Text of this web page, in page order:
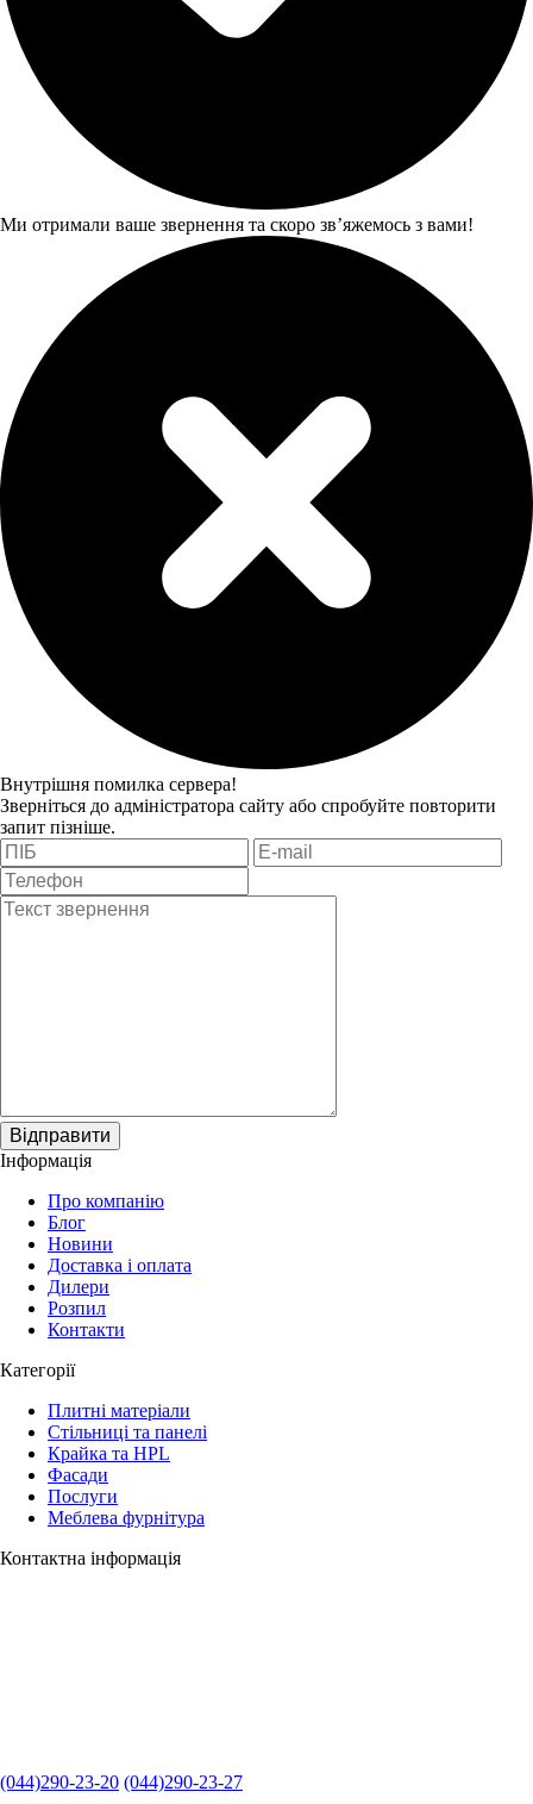
Ми отримали ваше звернення та скоро звʼяжемось з вами!
Внутрішня помилка сервера!
Зверніться до адміністратора сайту або спробуйте повторити
запит пізніше.
Відправити
Інформація
Про компанію
Блог
Новини
Доставка і оплата
Дилери
Розпил
Контакти
Категорії
Плитні матеріали
Стільниці та панелі
Крайка та HPL
Фасади
Послуги
Меблева фурнітура
Контактна інформація
(044)290-23-20 (044)290-23-27